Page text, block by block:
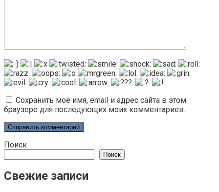
Сохранить моё имя, email и адрес сайта в этом
браузере для последующих моих комментариев.
Поиск
Поиск
Свежие записи